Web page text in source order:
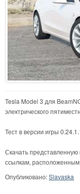
Tesla Model 3 для
электрического
Тест в версии игры
Скачать
ссылкам,
Опубликовано:Slavaska